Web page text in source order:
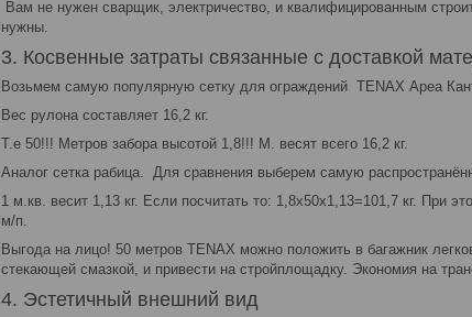
Вам не нужен сварщик, электричество, и квалифицированным
нужны.
3. Косвенные затраты связанные с доставкой
Возьмем самую популярную сетку для ограждений TENAX Ареа
Вес рулона составляет 16,2 кг.
Т.е 50!!! Метров забора высотой 1,8!!! М. весят всего 16,2 кг.
Аналог сетка рабица. Для сравнения выберем самую
1 м.кв. весит 1,13 кг. Если посчитать то: 1,8х50х1,13=101,7 кг. При
м/п.
Выгода на лицо! 50 метров TENAX можно положить в багажник
стекающей смазкой, и привести на стройплощадку. Экономия на
4. Эстетичный внешний вид